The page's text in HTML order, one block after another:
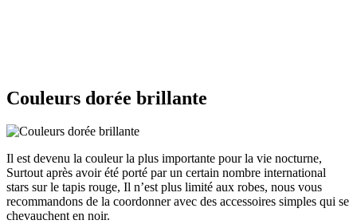
Couleurs dorée brillante
Il est devenu la couleur la plus importante pour la vie nocturne,
Surtout après avoir été porté par un certain nombre international
stars sur le tapis rouge, Il n’est plus limité aux robes, nous vous
recommandons de la coordonner avec des accessoires simples qui se
chevauchent en noir.